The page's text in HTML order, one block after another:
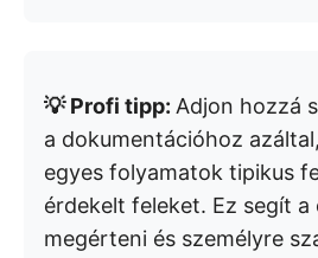
💡 Profi tipp: Adjon hozzá
a dokumentációhoz
egyes folyamatok tipikus
érdekelt feleket. Ez segít a
megérteni és személyre